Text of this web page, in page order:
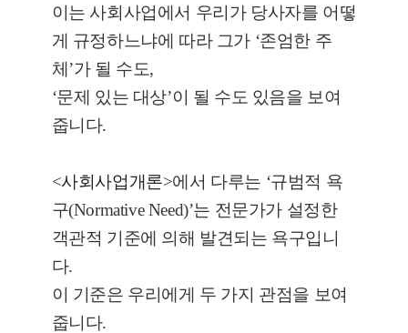
이는 사회사업에서 우리가 당사자를 어떻
게 규정하느냐에 따라 그가 ‘존엄한 주
체’가 될 수도,
‘문제 있는 대상’이 될 수도 있음을 보여
줍니다.
<사회사업개론>에서 다루는 ‘규범적 욕
구(Normative Need)’는 전문가가 설정한
객관적 기준에 의해 발견되는 욕구입니
다.
이 기준은 우리에게 두 가지 관점을 보여
줍니다.